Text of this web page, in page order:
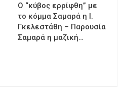
Ο “κύβος ερρίφθη” με
το κόμμα Σαμαρά η Ι.
Γκελεστάθη – Παρουσία
Σαμαρά η μαζική…